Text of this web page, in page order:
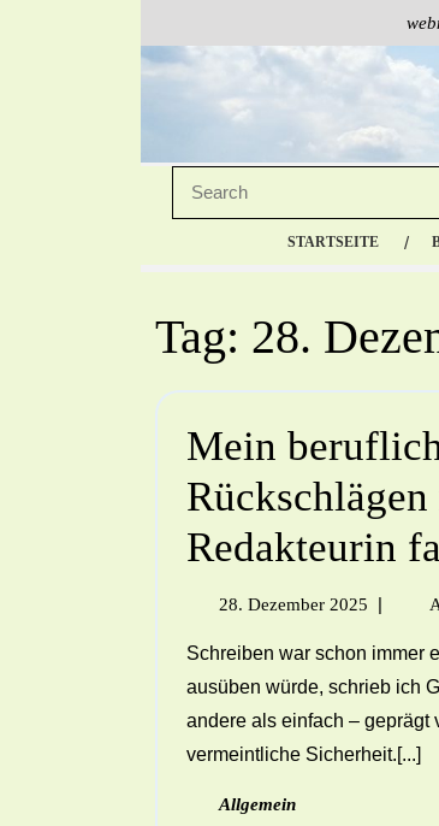
STARTSEITE
Tag: 28.
Mein
Redakteurin
28. Dezember 2025 |
Schreiben war schon immer ein Teil von mir. Noch bevor ich wusste, welchen Beruf ich einmal
ausüben würde, schrieb ich
andere als einfach –
vermeintliche Sicherheit.[...]
Allgemein